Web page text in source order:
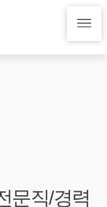
문직/경력